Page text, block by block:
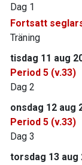
Dag 1
Fortsatt
Träning
tisdag 11 aug
Period 5 (v.33)
Dag 2
onsdag 12 aug
Period 5 (v.33)
Dag 3
torsdag 13 aug